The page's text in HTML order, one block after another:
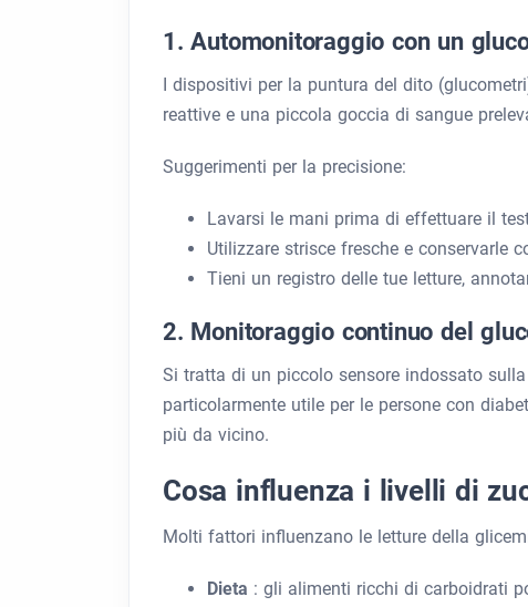
1. Automonitoraggio con un
I dispositivi per la puntura del dito
reattive e una piccola goccia di sangue
Suggerimenti per la precisione:
Lavarsi le mani prima di effettuare il
Utilizzare strisce fresche e conservarle
Tieni un registro delle tue letture,
2. Monitoraggio continuo del
Si tratta di un piccolo sensore indossato
particolarmente utile per le persone con
più da vicino.
Cosa influenza i livelli di
Molti fattori influenzano le letture della
Dieta : gli alimenti ricchi di carboidrati